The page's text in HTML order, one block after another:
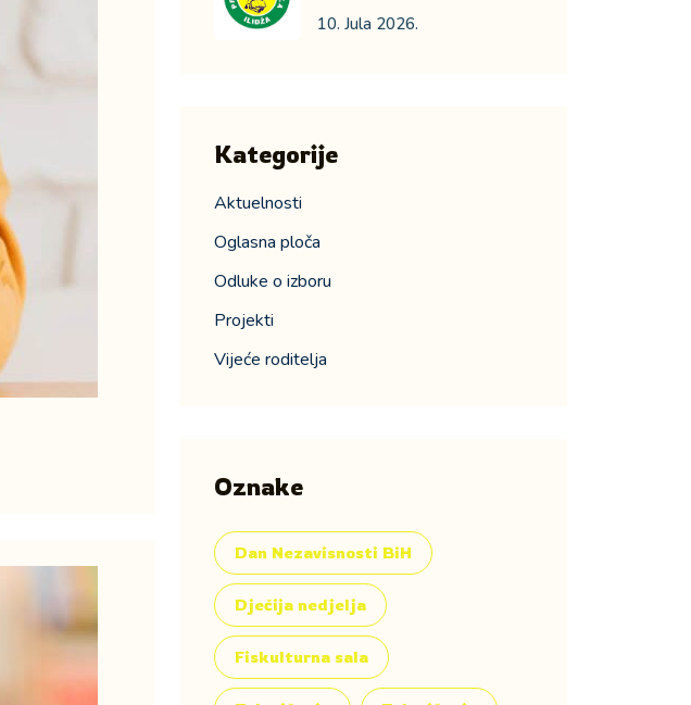
10. Jula 2026.
Kategorije
Aktuelnosti
Oglasna ploča
Odluke o izboru
Projekti
Vijeće roditelja
Oznake
Dan Nezavisnosti BiH
Dječija nedjelja
Fiskulturna sala